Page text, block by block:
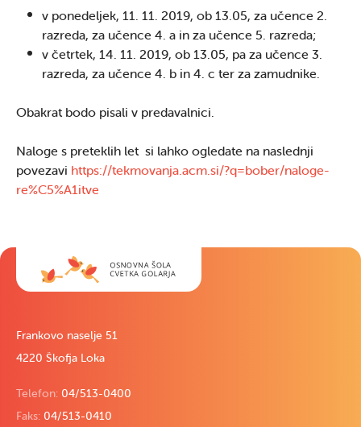
v ponedeljek, 11. 11. 2019, ob 13.05, za učence 2.
razreda, za učence 4. a in za učence 5. razreda;
v četrtek, 14. 11. 2019, ob 13.05, pa za učence 3.
razreda, za učence 4. b in 4. c ter za zamudnike.
Obakrat bodo pisali v predavalnici.
Naloge s preteklih let si lahko ogledate na naslednji
povezavi https://tekmovanja.acm.si/?q=bober/naloge-
re%C5%A1itve
Frankovo naselje 51
4220 Škofja Loka
Telefon: 04/513-0400
Faks: 04/513-0410